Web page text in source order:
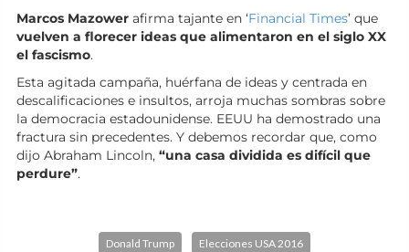
Marcos Mazower afirma tajante en ‘Financial Times’ que
vuelven a florecer ideas que alimentaron en el siglo XX
el fascismo.
Esta agitada campaña, huérfana de ideas y centrada en
descalificaciones e insultos, arroja muchas sombras sobre
la democracia estadounidense. EEUU ha demostrado una
fractura sin precedentes. Y debemos recordar que, como
dijo Abraham Lincoln, “una casa dividida es difícil que
perdure”.
Donald Trump Elecciones USA 2016